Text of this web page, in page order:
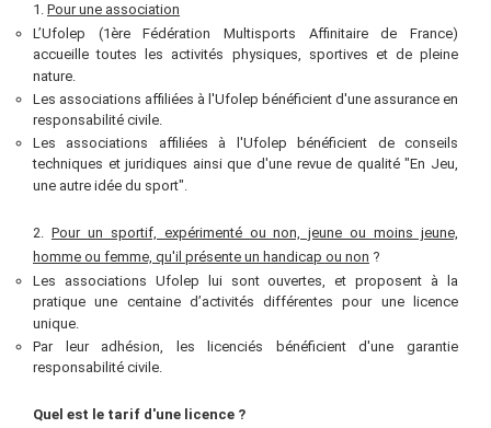
1. Pour une association
L’Ufolep (1ère Fédération Multisports Affinitaire de France)
accueille toutes les activités physiques, sportives et de pleine
nature.
Les associations affiliées à l'Ufolep bénéficient d'une assurance en
responsabilité civile.
Les associations affiliées à l'Ufolep bénéficient de conseils
techniques et juridiques ainsi que d'une revue de qualité "En Jeu,
une autre idée du sport".
2. Pour un sportif, expérimenté ou non, jeune ou moins jeune,
homme ou femme, qu'il présente un handicap ou non ?
Les associations Ufolep lui sont ouvertes, et proposent à la
pratique une centaine d’activités différentes pour une licence
unique.
Par leur adhésion, les licenciés bénéficient d'une garantie
responsabilité civile.
Quel est le tarif d'une licence ?